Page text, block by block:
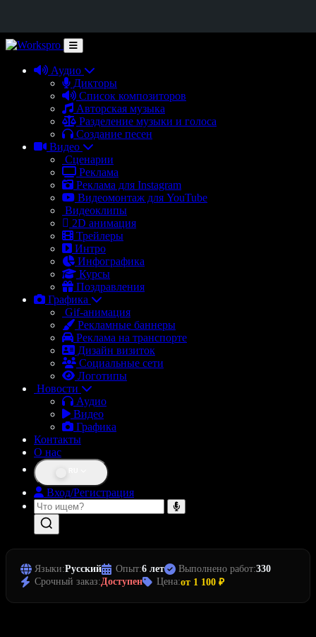
Аудио
Дикторы
Список композиторов
Авторская музыка
Разделение музыки и голоса
Создание песен
Видео
Сценарии
Реклама
Реклама для Instagram
Видеомонтаж для YouTube
Видеоклипы
2D анимация
Трейлеры
Интро
Инфографика
Курсы
Поздравления
Графика
Gif-анимация
Рекламные баннеры
Реклама на транспорте
Дизайн визиток
Социальные сети
Логотипы
Новости
Аудио
Видео
Графика
Контакты
О нас
Вход/Регистрация
Языки:Русский Опыт:6 лет Выполнено работ:330
Срочный заказ:Доступен Цена:от 1 100 ₽